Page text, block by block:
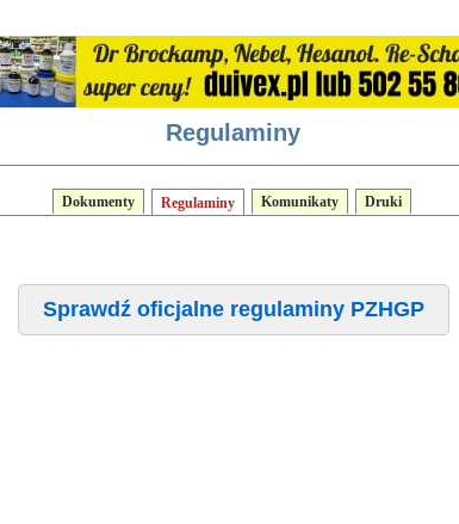
Regulaminy
Dokumenty Regulaminy Komunikaty Druki
Sprawdź oficjalne regulaminy PZHGP